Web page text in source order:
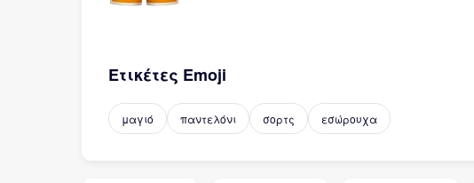
Ετικέτες Emoji
μαγιό παντελόνι σορτς εσώρουχα